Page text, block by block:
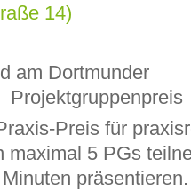
14)
am Dortmunder
Projektgruppenpreis
Preis für
maximal 5 PGs